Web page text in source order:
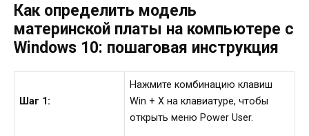
Как определить модель
материнской платы на компьютере с
Windows 10: пошаговая инструкция
Шаг 1:
Нажмите комбинацию клавиш
Win + X на клавиатуре, чтобы
открыть меню Power User.